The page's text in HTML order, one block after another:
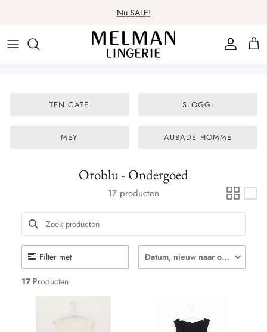
content
Nu SALE!
Lingerie
Nachtmode
Ondergoed
Lingerie
Badmode
Ondergoed
Over ons
Cadeaubon
Contact
TEN CATE SLOGGI
MEY AUBADE HOMME
Oroblu - Ondergoed
17 producten
Filter met
17Producten
Datum, nieuw naar oud